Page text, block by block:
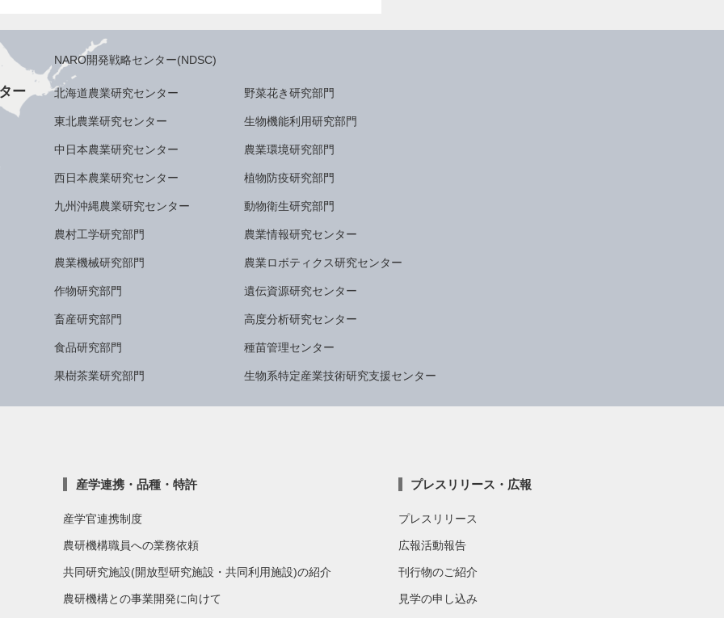
NARO開発戦略センター(NDSC)
ー 北海道農業研究センター
東北農業研究センター
中日本農業研究センター
西日本農業研究センター
九州沖縄農業研究センター
農村工学研究部門
農業機械研究部門
作物研究部門
畜産研究部門
食品研究部門
果樹茶業研究部門
野菜花き研究部門
生物機能利用研究部門
農業環境研究部門
植物防疫研究部門
動物衛生研究部門
農業情報研究センター
農業ロボティクス研究センター
遺伝資源研究センター
高度分析研究センター
種苗管理センター
生物系特定産業技術研究支援センター
産学連携・品種・特許
産学官連携制度
農研機構職員への業務依頼
共同研究施設(開放型研究施設・共同利用施設)の紹介
農研機構との事業開発に向けて
プレスリリース・広報
プレスリリース
広報活動報告
刊行物のご紹介
見学の申し込み